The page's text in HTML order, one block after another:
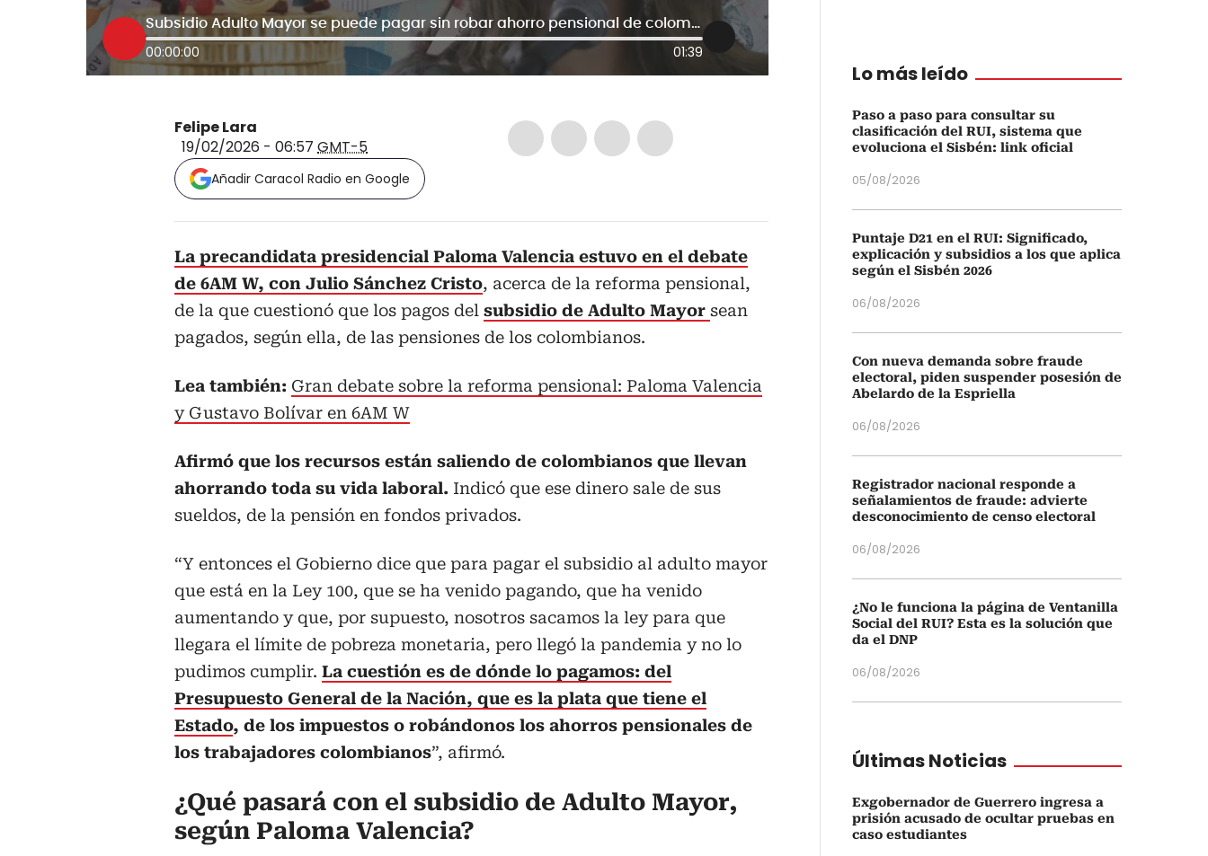
Subsidio Adulto Mayor se puede pagar sin robar ahorro pensional de colombianos: Paloma Valencia
00:00:00 01:39
Felipe Lara
19/02/2026 - 06:57 GMT-5
Añadir Caracol Radio en Google
La precandidata presidencial Paloma Valencia estuvo en el debate
de 6AM W, con Julio Sánchez Cristo, acerca de la reforma pensional,
de la que cuestionó que los pagos del subsidio de Adulto Mayor sean
pagados, según ella, de las pensiones de los colombianos.
Lea también: Gran debate sobre la reforma pensional: Paloma Valencia
y Gustavo Bolívar en 6AM W
Afirmó que los recursos están saliendo de colombianos que llevan
ahorrando toda su vida laboral. Indicó que ese dinero sale de sus
sueldos, de la pensión en fondos privados.
“Y entonces el Gobierno dice que para pagar el subsidio al adulto mayor
que está en la Ley 100, que se ha venido pagando, que ha venido
aumentando y que, por supuesto, nosotros sacamos la ley para que
llegara el límite de pobreza monetaria, pero llegó la pandemia y no lo
pudimos cumplir. La cuestión es de dónde lo pagamos: del
Presupuesto General de la Nación, que es la plata que tiene el
Estado, de los impuestos o robándonos los ahorros pensionales de
los trabajadores colombianos”, afirmó.
¿Qué pasará con el subsidio de Adulto Mayor,
según Paloma Valencia?
Lo más leído
Paso a paso para consultar su
clasificación del RUI, sistema que
evoluciona el Sisbén: link oficial
05/08/2026
Puntaje D21 en el RUI: Significado,
explicación y subsidios a los que aplica
según el Sisbén 2026
06/08/2026
Con nueva demanda sobre fraude
electoral, piden suspender posesión de
Abelardo de la Espriella
06/08/2026
Registrador nacional responde a
señalamientos de fraude: advierte
desconocimiento de censo electoral
06/08/2026
¿No le funciona la página de Ventanilla
Social del RUI? Esta es la solución que
da el DNP
06/08/2026
Últimas Noticias
Exgobernador de Guerrero ingresa a
prisión acusado de ocultar pruebas en
caso estudiantes